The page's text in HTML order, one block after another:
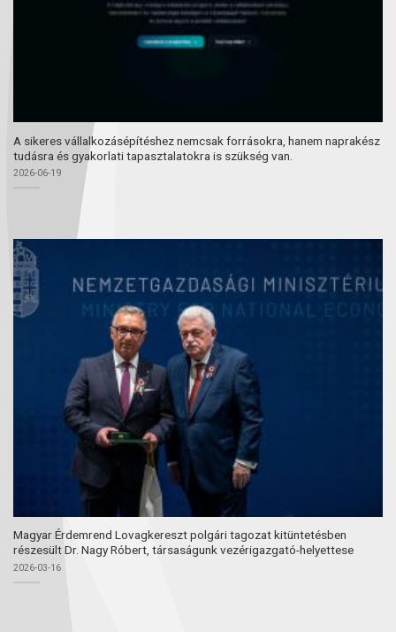
A sikeres vállalkozásépítéshez nemcsak forrásokra, hanem naprakész
tudásra és gyakorlati tapasztalatokra is szükség van.
2026-06-19
Magyar Érdemrend Lovagkereszt polgári tagozat kitüntetésben
részesült Dr. Nagy Róbert, társaságunk vezérigazgató-helyettese
2026-03-16